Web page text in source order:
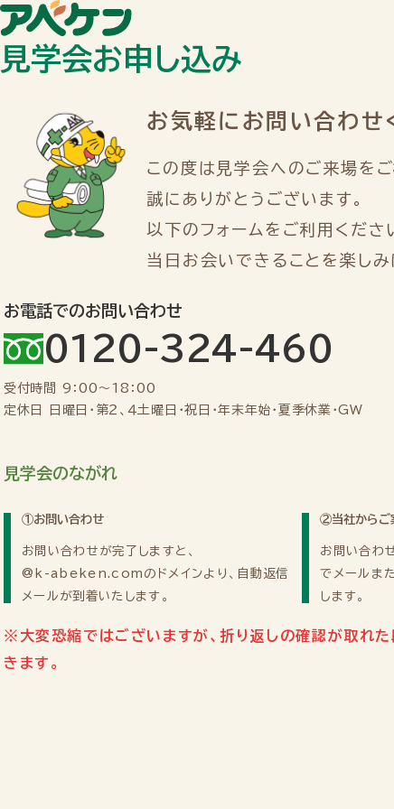
見学会お申し込み
お気軽にお問い合わせ
この度は見学会へのご来場をご
誠にありがとうございます。
以下のフォームをご利用くださ
当日お会いできることを楽しみ
お電話でのお問い合わせ
0120-324-460
受付時間 9：00～18：00
定休日
日曜日・第２、４土曜日・祝日・年末年始・夏季休業・GW
見学会のながれ
①お問い合わせ
お問い合わせが完了しますと、
@k-abeken.com のドメインより、自動返信
メールが到着いたします。
②当社からご
お問い合わ
でメールま
します。
※大変恐縮ではございますが、折り返しの確認が取れ
きます。